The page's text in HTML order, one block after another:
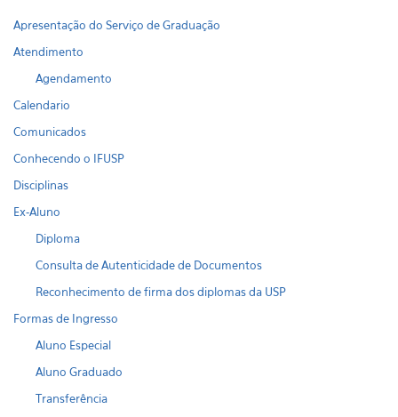
Apresentação do Serviço de Graduação
Atendimento
Agendamento
Calendario
Comunicados
Conhecendo o IFUSP
Disciplinas
Ex-Aluno
Diploma
Consulta de Autenticidade de Documentos
Reconhecimento de firma dos diplomas da USP
Formas de Ingresso
Aluno Especial
Aluno Graduado
Transferência